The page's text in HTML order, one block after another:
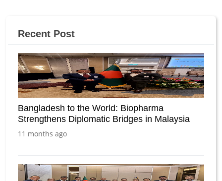
Recent Post
Bangladesh to the World: Biopharma
Strengthens Diplomatic Bridges in Malaysia
11 months ago